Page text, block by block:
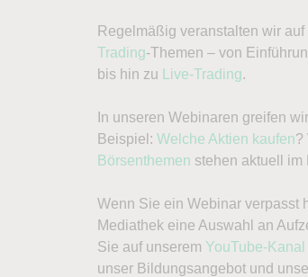
Regelmäßig veranstalten wir auf
Trading-Themen – von
bis hin zu
Live-Trading.
In unseren Webinaren greifen
Beispiel: Welche Aktien kaufen?
Börsenthemen stehen aktuell im
Wenn Sie ein Webinar verpasst
Mediathek eine Auswahl an
Sie auf unserem YouTube-Kanal
unser Bildungsangebot und